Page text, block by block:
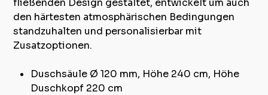
den härtesten atmosphärischen Bedingungen
standzuhalten und personalisierbar mit
Zusatzoptionen.
Duschsäule Ø 120 mm, Höhe 240 cm, Höhe
Duschkopf 220 cm